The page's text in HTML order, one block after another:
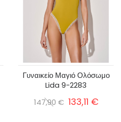
Γυναικείο Μαγιό Ολόσωμο
Lida 9-2283
147,90 € 133,11 €